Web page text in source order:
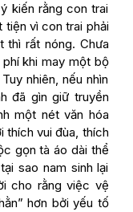
kiến rằng con trai
tiện vì con trai phải
thì rất nóng. Chưa
khi may một bộ
nhiên, nếu nhìn
đã gìn giữ truyền
một nét văn hóa
thích vui đùa, thích
gọn tà áo dài thể
sao nam sinh lại
cho rằng việc vệ
hơn bởi yếu tố